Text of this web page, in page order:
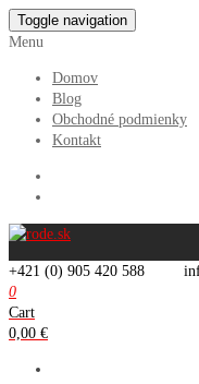
Skip
to
content
Toggle navigation
Menu
Domov
Blog
Obchodné podmienky
Kontakt
+421 (0) 905 420 588
0
Cart
0,00 €